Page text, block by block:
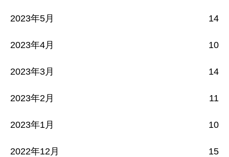
2023年5月 14
2023年4月 10
2023年3月 14
2023年2月 11
2023年1月 10
2022年12月 15